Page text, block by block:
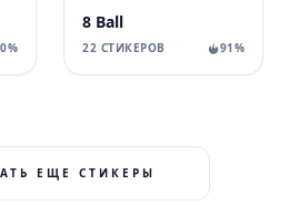
8 Ball
22 СТИКЕРОВ 91%
ЕЩЕ СТИКЕРЫ